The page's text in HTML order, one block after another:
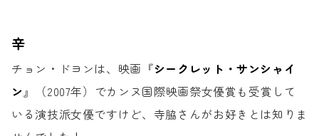
辛
チョン・ドヨンは、 映画『シークレット・サンシャイ
ン』（2007年）でカンヌ国際映画祭女優賞も受賞して
いる演技派女優ですけど、 寺脇さんがお好きとは知りま